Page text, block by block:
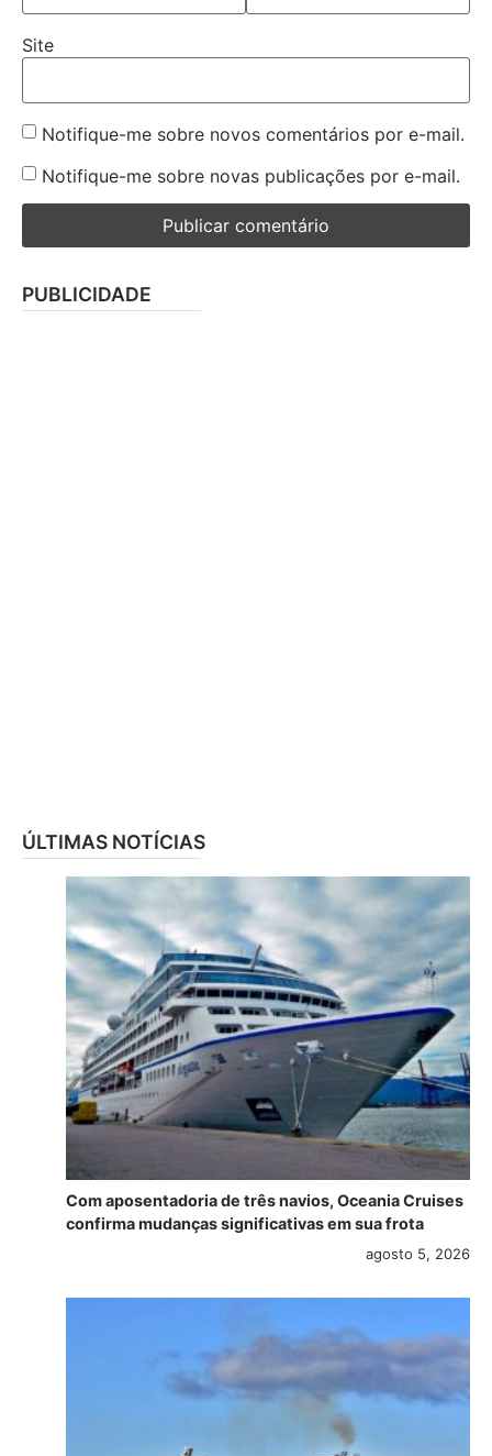
Site
Notifique-me sobre novos comentários por e-mail.
Notifique-me sobre novas publicações por e-mail.
PUBLICIDADE
ÚLTIMAS NOTÍCIAS
Com aposentadoria de três navios, Oceania Cruises
confirma mudanças significativas em sua frota
agosto 5, 2026